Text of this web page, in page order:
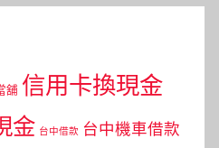
舖 信用卡換現金
金 台中借款 台中機車借款